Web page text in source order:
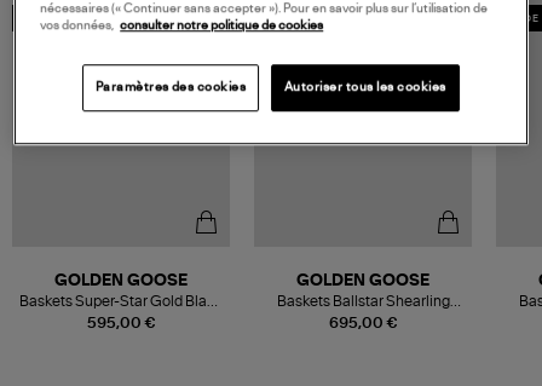
EXCLUSIVITÉ
595,00 €
GOLDEN GOOSE
Baskets Super-Star Gold Black
Beige, Exclusivité Lulli
MADE IN EUROPE
695,00 €
GOLDEN GOOSE
Baskets Ballstar Shearling
Platinum/Beige
nécessaires (« Continuer sans accepter »). Pour en savoir plus sur l’utilisation de
vos données, consulter notre politique de cookies
Paramètres des cookies Autoriser tous les cookies